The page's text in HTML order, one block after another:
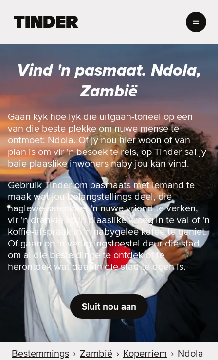
r
t
i
s
b
l
a
d
Vind 'n pasmaat. Ndola,
Zambië
Gaan kyk hoe lyk die uitgaan-toneel op een
van die beste plekke om nuwe mense te
ontmoet: Ndola. Of jy nou hier woon of van
plan is om vir 'n besoek te reis, op Tinder sal jy
baie plaaslike inwoners naby jou kan vind.
Gebruik Tinder om pasmaats met iemand te
maak wat jou belangstellings deel, die
naglewe saam met 'n nuwe vriend te verken,
vir 'n drankie by 'n plaaslike kroeg in te val of 'n
koffie-afspraak in 'n nabygeleë kafee te geniet.
Of gaan op 'n verligtingstoestel deur die stad
om al die beste dinge te ontdek of te
herontdek wat daar in die stad te doen is.
Sluit nou aan
Bestemmings › Zambië › Koperriem › Ndola